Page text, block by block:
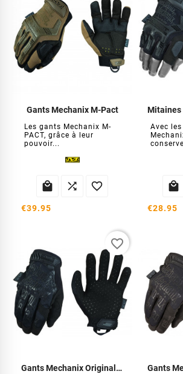
Gants Mechanix M-Pact
Les gants Mechanix M-
PACT, grâce à leur
pouvoir...
  
€39.95
Avec

€28.95
Gants Mechanix Original Vent
favorite_border